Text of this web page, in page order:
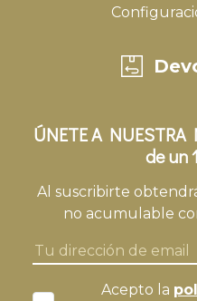
ÚNETE A NUESTRA
de un
Al suscribirte
no acumulable
Acepto la